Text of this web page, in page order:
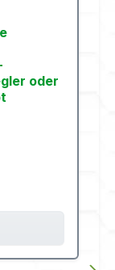
oder